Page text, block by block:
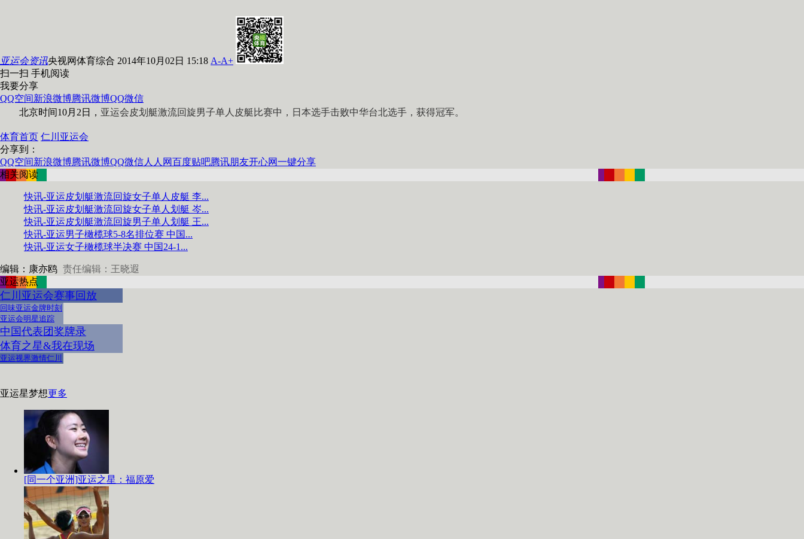
亚运会资讯央视网体育综合 2014年10月02日 15:18 A-A+
扫一扫 手机阅读
我要分享
QQ空间新浪微博腾讯微博QQ微信
北京时间10月2日， 亚运会皮划艇激流回旋男子单人皮艇比赛中，日本选手击败中华台北选手，获得冠军。
体育首页 仁川亚运会
分享到：
QQ空间新浪微博腾讯微博QQ微信人人网百度贴吧腾讯朋友开心网一键分享
相关阅读
快讯-亚运皮划艇激流回旋女子单人皮艇 李...
快讯-亚运皮划艇激流回旋女子单人划艇 岑...
快讯-亚运皮划艇激流回旋男子单人划艇 王...
快讯-亚运男子橄榄球5-8名排位赛 中国...
快讯-亚运女子橄榄球半决赛 中国24-1...
编辑：康亦鸥 责任编辑：王晓遐
亚运热点
仁川亚运会赛事回放
回味亚运金牌时刻
亚运会明星追踪
中国代表团奖牌录
体育之星&我在现场
亚运视界激情仁川
亚运星梦想更多
[同一个亚洲]亚运之星：福原爱